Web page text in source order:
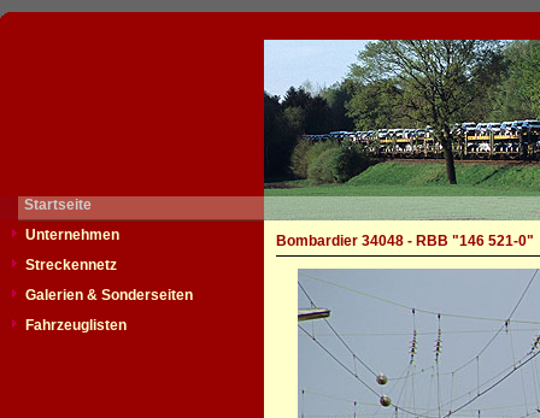
Startseite
Unternehmen
Streckennetz
Galerien & Sonderseiten
Fahrzeuglisten
Bombardier 34048 - RBB "146 521-0"